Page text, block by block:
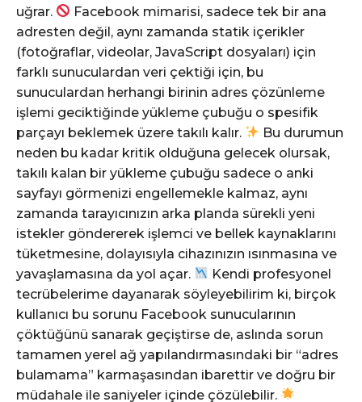
uğrar.
Facebook mimarisi, sadece tek bir ana
adresten değil, aynı zamanda statik içerikler
(fotoğraflar, videolar, JavaScript dosyaları) için
farklı sunuculardan veri çektiği için, bu
sunuculardan herhangi birinin adres çözünleme
işlemi geciktiğinde yükleme çubuğu o spesifik
parçayı beklemek üzere takılı kalır.
Bu durumun
neden bu kadar kritik olduğuna gelecek olursak,
takılı kalan bir yükleme çubuğu sadece o anki
sayfayı görmenizi engellemekle kalmaz, aynı
zamanda tarayıcınızın arka planda sürekli yeni
istekler göndererek işlemci ve bellek kaynaklarını
tüketmesine, dolayısıyla cihazınızın ısınmasına ve
yavaşlamasına da yol açar.
Kendi profesyonel
tecrübelerime dayanarak söyleyebilirim ki, birçok
kullanıcı bu sorunu Facebook sunucularının
çöktüğünü sanarak geçiştirse de, aslında sorun
tamamen yerel ağ yapılandırmasındaki bir “adres
bulamama” karmaşasından ibarettir ve doğru bir
müdahale ile saniyeler içinde çözülebilir.